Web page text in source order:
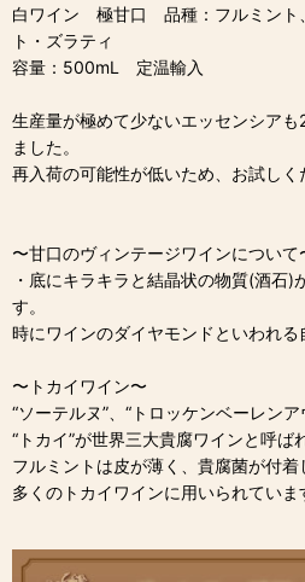
白ワイン 極甘口 品種：フルミント
ト・ズラティ
容量：500mL 定温輸入
生産量が極めて少ないエッセンシア
ました。
再入荷の可能性が低いため、お試しく
〜甘口のヴィンテージワインについて
・底にキラキラと結晶状の物質(酒石)
す。
時にワインのダイヤモンドといわれる
〜トカイワイン〜
“ソーテルヌ”、“トロッケンベーレンア
“トカイ”が世界三大貴腐ワインと呼ば
フルミントは皮が薄く、貴腐菌が付着
多くのトカイワインに用いられていま